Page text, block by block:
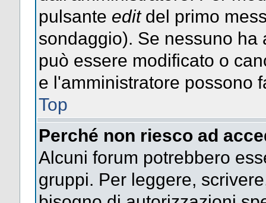
pulsante editdel primo
sondaggio). Se nessuno
può essere modificato o
e l'amministratore possono
Top
Perché non riesco ad
Alcuni forum potrebbero
gruppi. Per leggere,